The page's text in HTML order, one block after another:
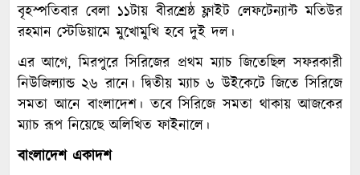
বৃহস্পতিবার বেলা ১১টায় বীরশ্রেষ্ঠ ফ্লাইট লেফটেন্যান্ট মতিউর
রহমান স্টেডিয়ামে মুখোমুখি হবে দুই দল।
এর আগে, মিরপুরে সিরিজের প্রথম ম্যাচ জিতেছিল সফরকারী
নিউজিল্যান্ড ২৬ রানে। দ্বিতীয় ম্যাচ ৬ উইকেটে জিতে সিরিজে
সমতা আনে বাংলাদেশ। তবে সিরিজে সমতা থাকায় আজকের
ম্যাচ রূপ নিয়েছে অলিখিত ফাইনালে।
বাংলাদেশ একাদশ